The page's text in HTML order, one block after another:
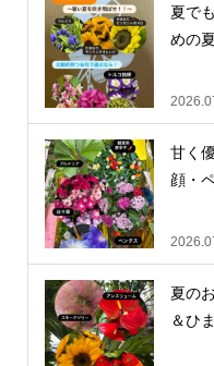
夏で
めの
甘く
顔・
夏の
＆ひ